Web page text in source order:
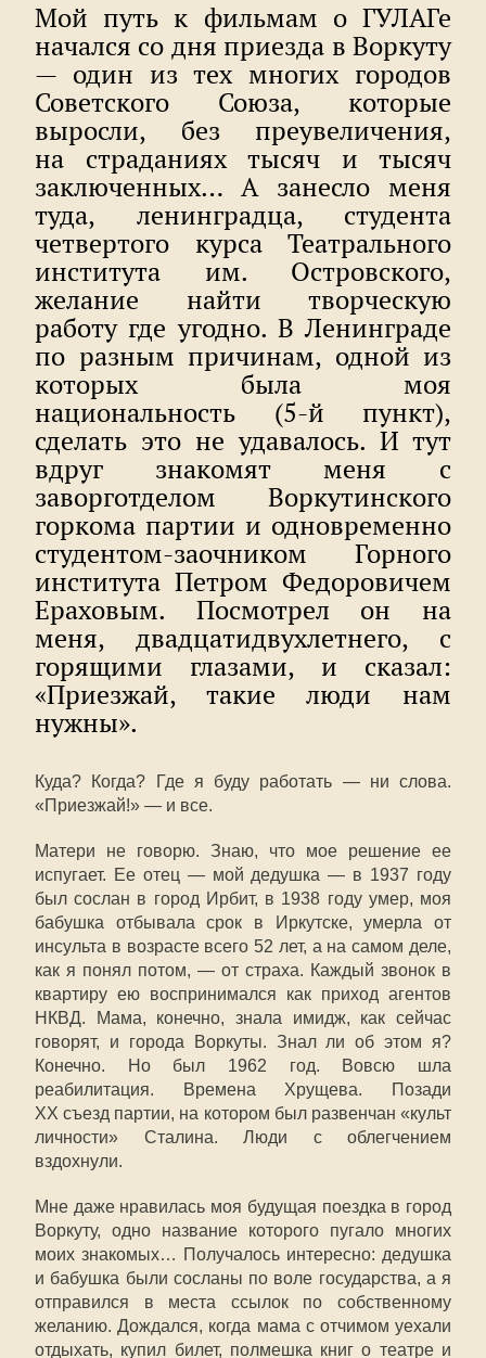
Мой путь к фильмам о ГУЛАГе
начался со дня приезда в Воркуту
— один из тех многих городов
Советского Союза, которые
выросли, без преувеличения,
на страданиях тысяч и тысяч
заключенных… А занесло меня
туда, ленинградца, студента
четвертого курса Театрального
института им. Островского,
желание найти творческую
работу где угодно. В Ленинграде
по разным причинам, одной из
которых была моя
национальность (5-й пункт),
сделать это не удавалось. И тут
вдруг знакомят меня с
заворготделом Воркутинского
горкома партии и одновременно
студентом-заочником Горного
института Петром Федоровичем
Ераховым. Посмотрел он на
меня, двадцатидвухлетнего, с
горящими глазами, и сказал:
«Приезжай, такие люди нам
нужны».
Куда? Когда? Где я буду работать — ни слова.
«Приезжай!» — и все.
Матери не говорю. Знаю, что мое решение ее
испугает. Ее отец — мой дедушка — в 1937 году
был сослан в город Ирбит, в 1938 году умер, моя
бабушка отбывала срок в Иркутске, умерла от
инсульта в возрасте всего 52 лет, а на самом деле,
как я понял потом, — от страха. Каждый звонок в
квартиру ею воспринимался как приход агентов
НКВД. Мама, конечно, знала имидж, как сейчас
говорят, и города Воркуты. Знал ли об этом я?
Конечно. Но был 1962 год. Вовсю шла
реабилитация. Времена Хрущева. Позади
XX съезд партии, на котором был развенчан «культ
личности» Сталина. Люди с облегчением
вздохнули.
Мне даже нравилась моя будущая поездка в город
Воркуту, одно название которого пугало многих
моих знакомых… Получалось интересно: дедушка
и бабушка были сосланы по воле государства, а я
отправился в места ссылок по собственному
желанию. Дождался, когда мама с отчимом уехали
отдыхать, купил билет, полмешка книг о театре и